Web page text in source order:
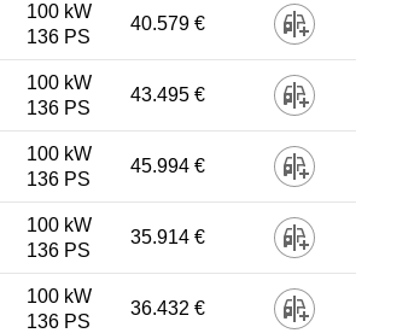
100 kW
136 PS
40.579 €
100 kW
136 PS
43.495 €
100 kW
136 PS
45.994 €
100 kW
136 PS
35.914 €
100 kW
136 PS
36.432 €